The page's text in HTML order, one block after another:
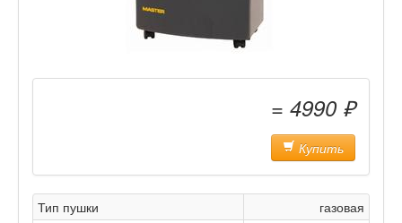
= 4990 ₽
Купить
Тип пушки
газовая